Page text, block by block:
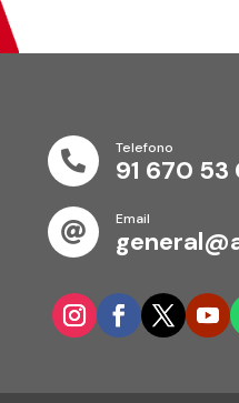

Telefono
91 670 53

Email